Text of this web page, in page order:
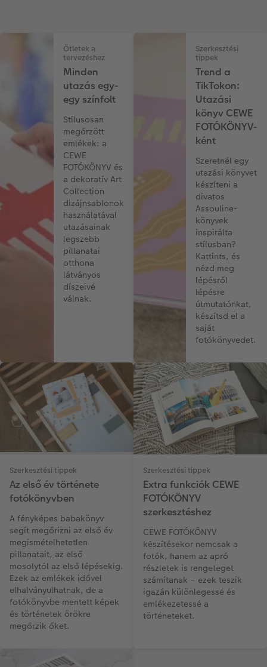
Ötletek a
tervezéshez
Minden
utazás egy-
egy színfolt
Stílusosan
megőrzött
emlékek: a
CEWE
FOTÓKÖNYV és
a dekoratív Art
Collection
dizájnsablonok
használatával
utazásainak
legszebb
pillanatai
otthona
látványos
díszeivé
válnak.
Szerkesztési
tippek
Trend a
TikTokon:
Utazási
könyv CEWE
FOTÓKÖNYV-
ként
Szeretnél egy
utazási könyvet
készíteni a
divatos
Assouline-
könyvek
inspirálta
stílusban?
Kattints, és
nézd meg
lépésről
lépésre
útmutatónkat,
készítsd el a
saját
fotókönyvedet.
Szerkesztési tippek
Az első év története
fotókönyvben
A fényképes babakönyv
segít megőrizni az első év
megismételhetetlen
pillanatait, az első
mosolytól az első lépésekig.
Ezek az emlékek idővel
elhalványulhatnak, de a
fotókönyvbe mentett képek
és történetek örökre
megőrzik őket.
Szerkesztési tippek
Extra funkciók CEWE
FOTÓKÖNYV
szerkesztéshez
CEWE FOTÓKÖNYV
készítésekor nemcsak a
fotók, hanem az apró
részletek is rengeteget
számítanak – ezek teszik
igazán különlegessé és
emlékezetessé a
történeteket.